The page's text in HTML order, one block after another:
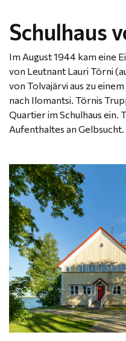
Schulhaus
Im August 1944 kam eine
von Leutnant Lauri Törni
von Tolvajärvi aus zu
nach Ilomantsi. Törnis
Quartier im Schulhaus ein.
Aufenthaltes an Gelbsucht.